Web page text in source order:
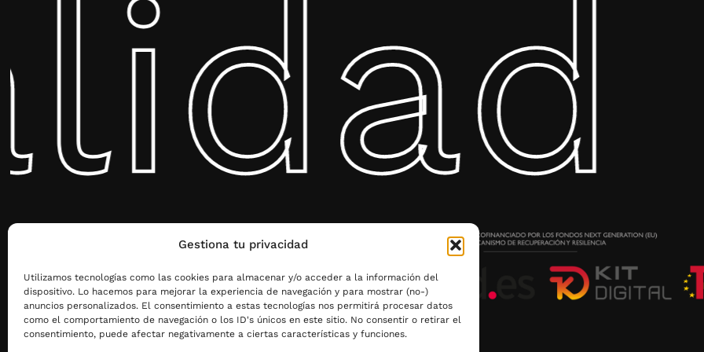
Gestiona tu privacidad
Utilizamos tecnologías como las cookies para almacenar y/o acceder a la información del
dispositivo. Lo hacemos para mejorar la experiencia de navegación y para mostrar (no-)
anuncios personalizados. El consentimiento a estas tecnologías nos permitirá procesar datos
como el comportamiento de navegación o los ID's únicos en este sitio. No consentir o retirar el
consentimiento, puede afectar negativamente a ciertas características y funciones.